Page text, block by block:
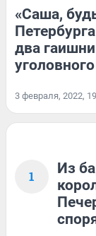
«Саша,
два
3 февраля, 2022,
1
Из